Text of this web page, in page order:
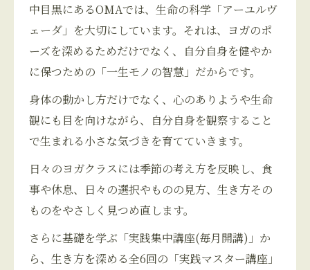
中目黒にあるOMAでは、生命の科学「アーユルヴ
ェーダ」を大切にしています。それは、ヨガのポ
ーズを深めるためだけでなく、自分自身を健やか
に保つための「一生モノの智慧」だからです。
身体の動かし方だけでなく、心のありようや生命
観にも目を向けながら、自分自身を観察すること
で生まれる小さな気づきを育てていきます。
日々のヨガクラスには季節の考え方を反映し、食
事や休息、日々の選択やものの見方、生き方その
ものをやさしく見つめ直します。
さらに基礎を学ぶ「実践集中講座(毎月開講)」か
ら、生き方を深める全6回の「実践マスター講座」